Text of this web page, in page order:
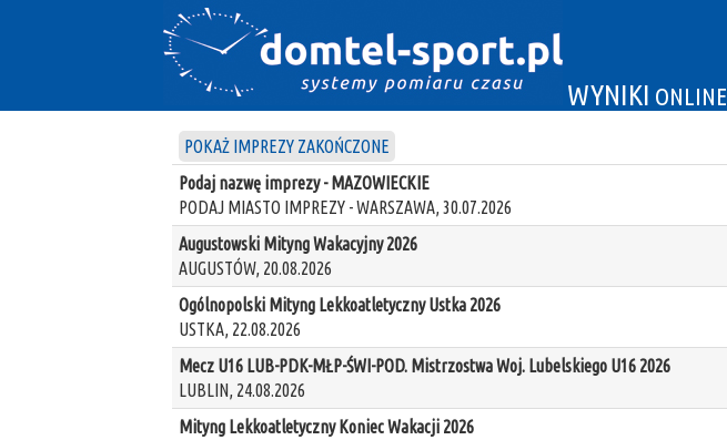
WYNIKI ONLINE
POKAŻ IMPREZY ZAKOŃCZONE
Podaj nazwę imprezy - MAZOWIECKIE
PODAJ MIASTO IMPREZY - WARSZAWA, 30.07.2026
Augustowski Mityng Wakacyjny 2026
AUGUSTÓW, 20.08.2026
Ogólnopolski Mityng Lekkoatletyczny Ustka 2026
USTKA, 22.08.2026
Mecz U16 LUB-PDK-MŁP-ŚWI-POD. Mistrzostwa Woj. Lubelskiego U16 2026
LUBLIN, 24.08.2026
Mityng Lekkoatletyczny Koniec Wakacji 2026